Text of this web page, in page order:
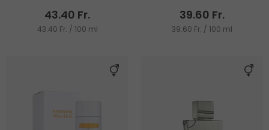
43.40 Fr.
43.40 Fr. / 100 ml
39.60 Fr.
39.60 Fr. / 100 ml